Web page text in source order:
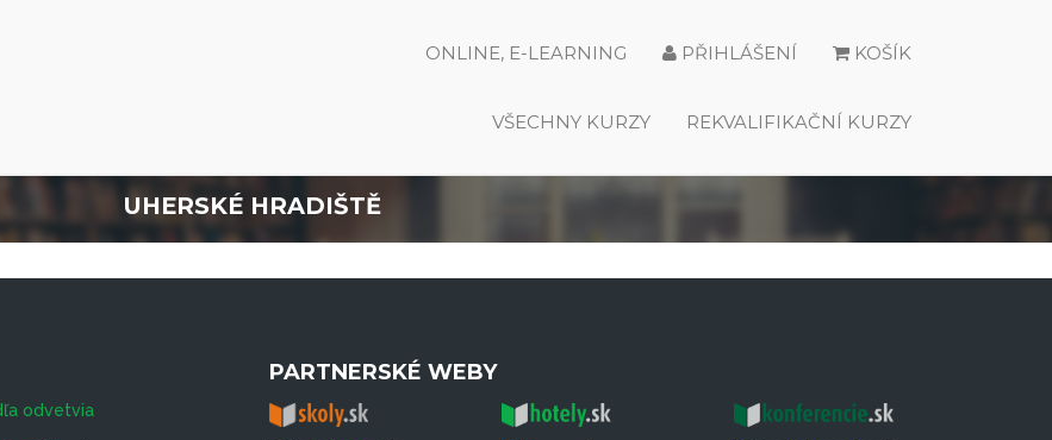
KOŠÍK
PŘIHLÁŠENÍ
ONLINE, E-LEARNING
REKVALIFIKAČNÍ KURZY
VŠECHNY KURZY
UHERSKÉ HRADIŠTĚ
odvetvia
PARTNERSKÉ WEBY